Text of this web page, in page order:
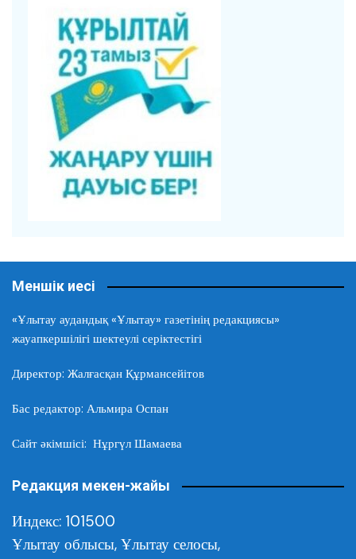
Меншік иесі
«Ұлытау аудандық «Ұлытау» газетінің редакциясы»
жауапкершілігі шектеулі серіктестігі
Директор: Жалғасқан Құрмансейітов
Бас редактор: Альмира Оспан
Сайт әкімшісі: Нұргүл Шамаева
Редакция мекен-жайы
Индекс: 101500
Ұлытау облысы, Ұлытау селосы,